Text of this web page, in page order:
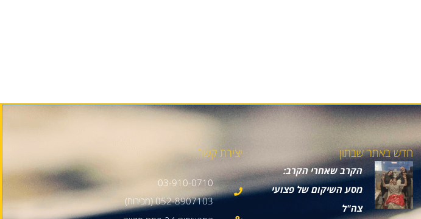
חדש באתר שבתון
הקרב שאחרי הקרב:
מסע השיקום של פצועי
צה"ל
יצירת קשר
03-910-0710
052-8907103 (מכירות)